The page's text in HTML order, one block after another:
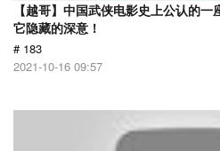
【越哥】中国武侠电影史上公认的
它隐藏的深意！
# 183
2021-10-16 09:57